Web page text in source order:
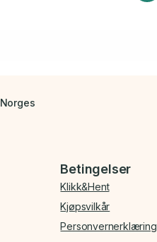
Betingelser
Klikk&Hent
Kjøpsvilkår
Personvernerklæring